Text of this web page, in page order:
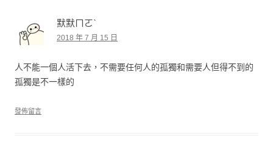
默默ㄇㄛˋ
2018 年 7 月 15 日
人不能一個人活下去，不需要任何人的孤獨和需要人但得不到的
孤獨是不一樣的
發佈留言